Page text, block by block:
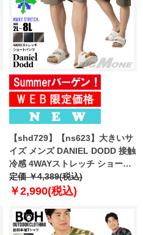
【shd729】【ns623】大きいサ
イズ メンズ DANIEL DODD 接触
冷感 4WAYストレッチ ショーツ
ショートパンツ ハーフパンツ 春
夏新作 azsp-260204 【fre】
定価 ￥4,389(税込)
￥2,990(税込)